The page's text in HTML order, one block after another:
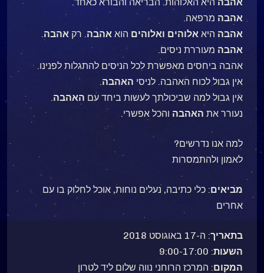
אהבהמרפאה.
אהבההיא אלוהים ואלוהיםהוא אהבה. רק אהבה.
אהבהמעוררת ניסים.
אהבה ביחסים מאפשרת לכל הניסים להתגלות לפנינו.
אין גבול לכוח האהבה. לניסי האהבה.
אין גבול למה שביכולתך לעשות ביחד עם האהבה.
נעורר את האהבהוהכל אפשרי.
למה אנו נדרשים?
לאמון ולהתמסרות
מביאים: כלי כתיבה, נעלים נוחות, אוכל לחלוק בו עם
אחרים
בתאריך: ה-17 באוגוסט 2018
השעות: 9:00-17:00
המקום: המרכז הרוחני נווה שלום ליד לטרון